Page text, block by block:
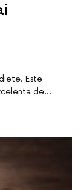
Este
de…